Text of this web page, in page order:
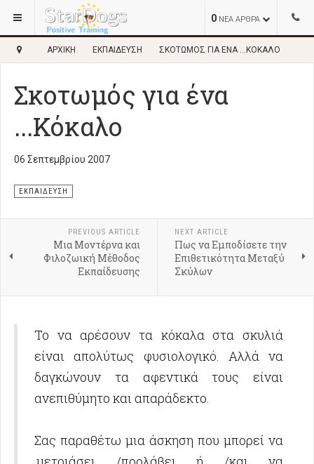
0 ΝΕΑ ΑΡΘΡΑ
ΑΡΧΙΚΉ ΕΚΠΑΊΔΕΥΣΗ ΣΚΟΤΩΜΌΣ ΓΙΑ ΈΝΑ ...ΚΌΚΑΛΟ
Σκοτωμός για ένα
...Κόκαλο
06 Σεπτεμβρίου 2007
ΕΚΠΑΊΔΕΥΣΗ
PREVIOUS ARTICLE
Μια Μοντέρνα και
Φιλοζωική Μέθοδος
Εκπαίδευσης
NEXT ARTICLE
Πως να Εμποδίσετε την
Επιθετικότητα Μεταξύ
Σκύλων
Το να αρέσουν τα κόκαλα στα σκυλιά
είναι απολύτως φυσιολογικό. Αλλά να
δαγκώνουν τα αφεντικά τους είναι
ανεπιθύμητο και απαράδεκτο.
Σας παραθέτω μια άσκηση που μπορεί να